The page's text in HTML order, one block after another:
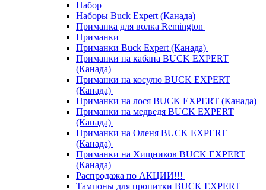
Набор
Наборы Buck Expert (Канада)
Приманка для волка Remington
Приманки
Приманки Buck Expert (Канада)
Приманки на кабана BUCK EXPERT
(Канада)
Приманки на косулю BUCK EXPERT
(Канада)
Приманки на лося BUCK EXPERT (Канада)
Приманки на медведя BUCK EXPERT
(Канада)
Приманки на Оленя BUCK EXPERT
(Канада)
Приманки на Хищников BUCK EXPERT
(Канада)
Распродажа по АКЦИИ!!!
Тампоны для пропитки BUCK EXPERT